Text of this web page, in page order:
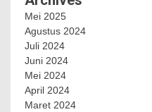
Mei 2025
Agustus 2024
Juli 2024
Juni 2024
Mei 2024
April 2024
Maret 2024